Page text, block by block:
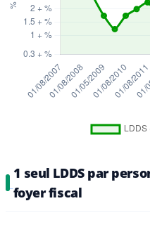
1 seul LDDS par
foyer fiscal